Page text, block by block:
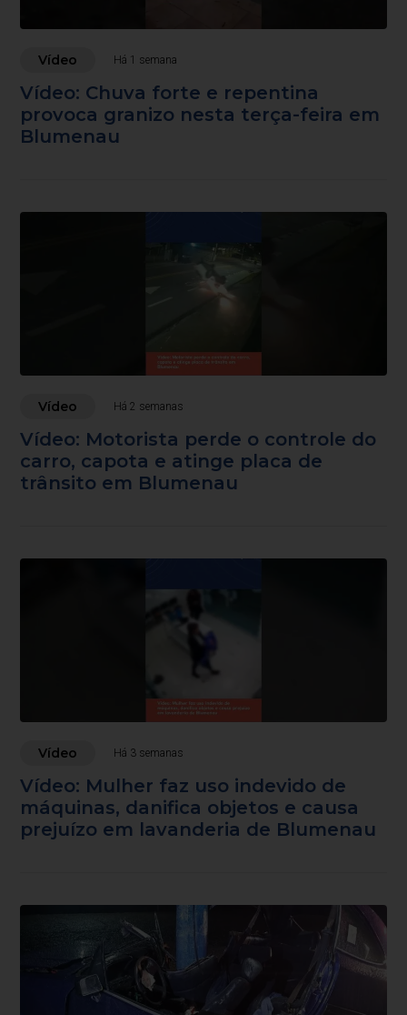
Vídeo Há 1 semana
Vídeo: Chuva forte e repentina
provoca granizo nesta terça-feira em
Blumenau
Vídeo Há 2 semanas
Vídeo: Motorista perde o controle do
carro, capota e atinge placa de
trânsito em Blumenau
Vídeo Há 3 semanas
Vídeo: Mulher faz uso indevido de
máquinas, danifica objetos e causa
prejuízo em lavanderia de Blumenau